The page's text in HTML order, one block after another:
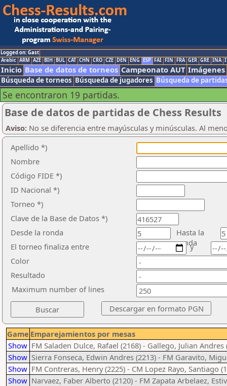
Logged on: Gast
Arabic ARM AZE BIH BUL CAT CHN CRO CZE DEN ENG ESP FAI FIN FRA GER GRE INA
Inicio Base de datos de torneos Campeonato AUT Imágenes
Búsqueda de torneos Búsqueda de jugadores Búsqueda de
Se encontraron 19 partidas.
Base de datos de partidas de Chess Results
Aviso: No se diferencia entre mayúsculas y minúsculas. Al
Apellido *)
Nombre
Código FIDE *)
ID Nacional *)
Torneo *)
Clave de la Base de Datos *)
Desde la ronda
Hasta la
ronda
El torneo finaliza entre
Color
Resultado
y
Maximum number of lines
Game Emparejamientos por mesas
Show FM Saladen Dulce, Rafael (2168) - Gallego, Julian Andres
Show Sierra Fonseca, Edwin Andres (2213) - FM Garavito,
Show FM Contreras, Henry (2225) - CM Lopez Rayo, Santiago
Show Narvaez, Faber Alberto (2120) - FM Zapata Arbelaez,